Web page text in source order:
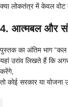
क्या लोकतंत्र में केवल वोट
4. आत्मबल और
पुस्तक का अंतिम भाग “कल
यहां उरांव लिखते हैं कि
करेंगे,
तो कोई सरकार या योजना